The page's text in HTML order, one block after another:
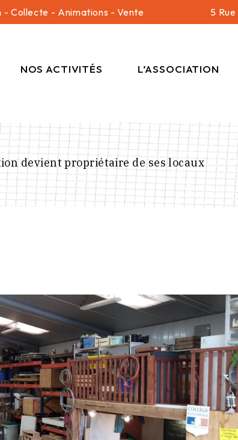
- Collecte - Animations - Vente 5
NOS ACTIVITÉS L’ASSOCIATION
Le Local
L’équipe
Le Local
devient propriétaire de ses locaux